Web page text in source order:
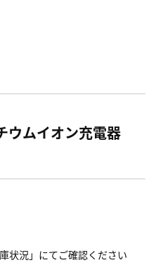
ウムイオン充電器
状況」にてご確認ください